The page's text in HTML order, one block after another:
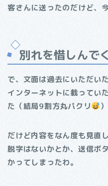
客さんに送ったのだけど、
別れを惜しんで
で、文面は過去にいただい
インターネットに載ってい
た（結局9割方丸パクリ
）
だけど内容をなん度も見直
脱字はないかとか、送信ボ
かってしまったわ。